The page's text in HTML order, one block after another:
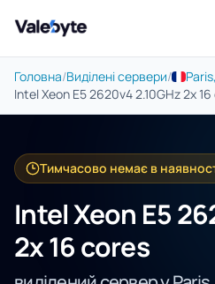
Valebyte
Головна/Виділені сервери/
Intel Xeon E5 2620v4 2.10GHz 2x
Тимчасово немає в
Intel Xeon E5
2x 16 cores